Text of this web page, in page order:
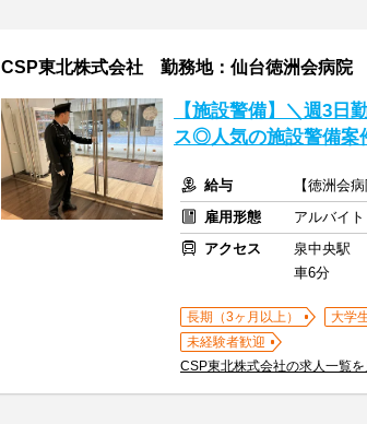
CSP東北株式会社 勤務地：仙台徳洲会病院
【施設警備】＼週3日
ス◎人気の施設警備案
給与
【徳洲会
雇用形態
アルバイ
アクセス
泉中央駅
車6分
長期（3ヶ月以上） 大学
未経験者歓迎
CSP東北株式会社の求人一覧を